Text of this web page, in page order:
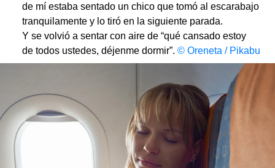
de mí estaba sentado un chico que tomó al escarabajo
tranquilamente y lo tiró en la siguiente parada.
Y se volvió a sentar con aire de “qué cansado estoy
de todos ustedes, déjenme dormir”. © Oreneta / Pikabu